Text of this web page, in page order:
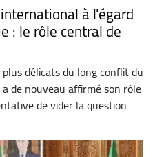
à l'égard
: le rôle central de
délicats du long conflit du
de nouveau affirmé son rôle
de vider la question